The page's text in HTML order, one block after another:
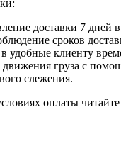
доставки 7 дней
сроков
в удобные клиенту
движения груза с
слежения.
оплаты читайте